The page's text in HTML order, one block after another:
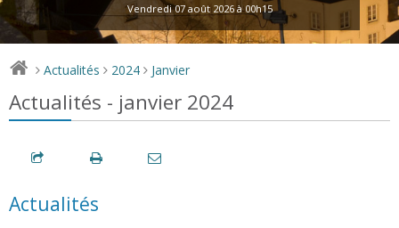
Vendredi 07 août 2026 à 00h15
> Actualités > 2024 > Janvier
Actualités - janvier 2024
Actualités